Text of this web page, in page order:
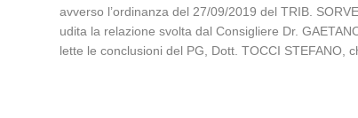
avverso l’ordinanza del 27/09/2019 del TRIB.
udita la relazione svolta dal Consigliere Dr.
lette le conclusioni del PG, Dott. TOCCI STEFANO,